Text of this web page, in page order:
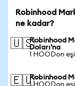
Robinhood
ne kadar?
🇺🇸Robinhood
Doları'na
1 HOODon
🇪🇺Robinhood
1 HOODon